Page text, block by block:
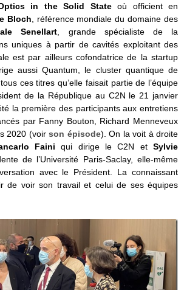
in the Solid Stateoù officient en
Bloch , référence mondiale du domaine des
Senellart , grande spécialiste de la
uniques à partir de cavités exploitant des
est par ailleurs cofondatrice de la startup
aussi Quantum, le cluster quantique de
ces titres qu’elle faisait partie de l’équipe
de la République au C2N le 21 janvier
la première des participants aux entretiens
par Fanny Bouton, Richard Menneveux
2020 (voir son épisode). On la voit à droite
Fainiqui dirige le C2N etSylvie
de l’Université Paris-Saclay, elle-même
avec le Président. La connaissant
de voir son travail et celui de ses équipes